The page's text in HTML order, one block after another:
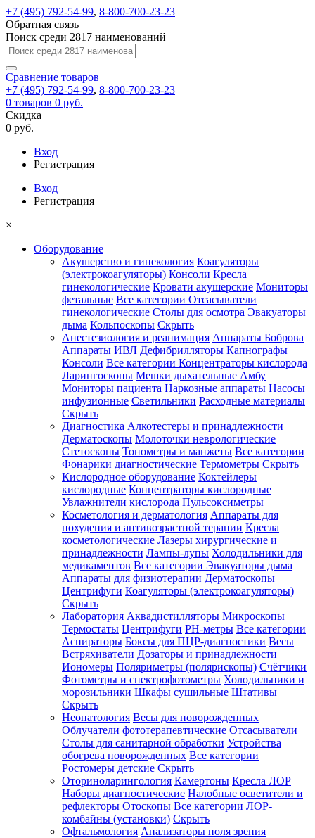
+7 (495) 792-54-99, 8-800-700-23-23
Обратная связь
Поиск среди 2817 наименований
Сравнение товаров
+7 (495) 792-54-99, 8-800-700-23-23
0 товаров 0 руб.
Скидка
0 руб.
Вход
Регистрация
Вход
Регистрация
×
Оборудование
Акушерство и гинекология Коагуляторы
(электрокоагуляторы) Консоли Кресла
гинекологические Кровати акушерские Мониторы
фетальные Все категории Отсасыватели
гинекологические Столы для осмотра Эвакуаторы
дыма Кольпоскопы Скрыть
Анестезиология и реанимация Аппараты Боброва
Аппараты ИВЛ Дефибрилляторы Капнографы
Консоли Все категории Концентраторы кислорода
Ларингоскопы Мешки дыхательные Амбу
Мониторы пациента Наркозные аппараты Насосы
инфузионные Светильники Расходные материалы
Скрыть
Диагностика Алкотестеры и принадлежности
Дерматоскопы Молоточки неврологические
Стетоскопы Тонометры и манжеты Все категории
Фонарики диагностические Термометры Скрыть
Кислородное оборудование Коктейлеры
кислородные Концентраторы кислородные
Увлажнители кислорода Пульсоксиметры
Косметология и дерматология Аппараты для
похудения и антивозрастной терапии Кресла
косметологические Лазеры хирургические и
принадлежности Лампы-лупы Холодильники для
медикаментов Все категории Эвакуаторы дыма
Аппараты для физиотерапии Дерматоскопы
Центрифуги Коагуляторы (электрокоагуляторы)
Скрыть
Лаборатория Аквадистилляторы Микроскопы
Термостаты Центрифуги PH-метры Все категории
Аспираторы Боксы для ПЦР-диагностики Весы
Встряхиватели Дозаторы и принадлежности
Иономеры Поляриметры (полярископы) Счётчики
Фотометры и спектрофотометры Холодильники и
морозильники Шкафы сушильные Штативы
Скрыть
Неонатология Весы для новорожденных
Облучатели фототерапевтические Отсасыватели
Столы для санитарной обработки Устройства
обогрева новорожденных Все категории
Ростомеры детские Скрыть
Оториноларингология Камертоны Кресла ЛОР
Наборы диагностические Налобные осветители и
рефлекторы Отоскопы Все категории ЛОР-
комбайны (установки) Скрыть
Офтальмология Анализаторы поля зрения